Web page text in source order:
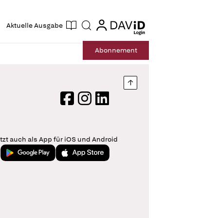
Aktuelle Ausgabe Suche login
login
Abonnement
Nach oben springen
FacebookInstagram
LinkedIn
auch als App für iOS und Android
Jetzt bei Google PlayLaden im App Store